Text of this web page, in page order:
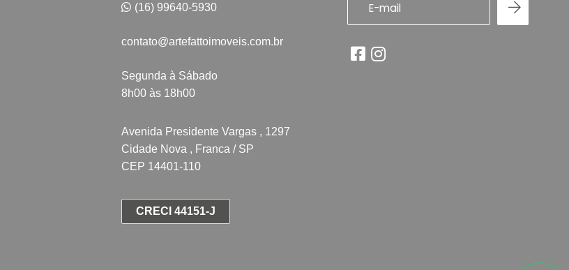
(16) 99640-5930
contato@artefattoimoveis.com.br
Segunda à Sábado
8h00 às 18h00
Avenida Presidente Vargas , 1297
Cidade Nova , Franca / SP
CEP 14401-110
CRECI 44151-J